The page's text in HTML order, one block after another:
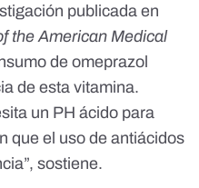
publicada en
the American Medical
de omeprazol
de esta vitamina.
un PH ácido para
que el uso de antiácidos
sostiene.